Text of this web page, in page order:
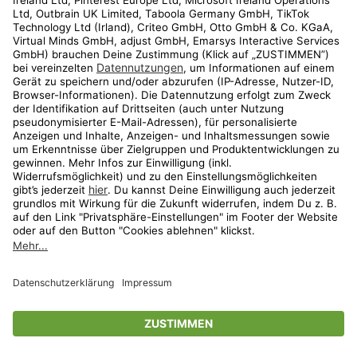
Kundenservice
Shop
Aktionen
Travel